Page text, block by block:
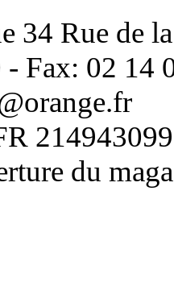
34 Rue de
- Fax: 02 14
du